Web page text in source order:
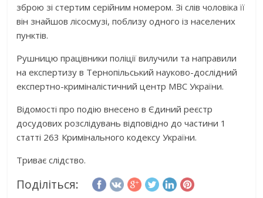
зброю зі стертим серійним номером. Зі слів чоловіка її
він знайшов лісосмузі, поблизу одного із населених
пунктів.
Рушницю працівники поліції вилучили та направили
на експертизу в Тернопільський науково-дослідний
експертно-криміналістичний центр МВС України.
Відомості про подію внесено в Єдиний реєстр
досудових розслідувань відповідно до частини 1
статті 263 Кримінального кодексу України.
Триває слідство.
Поділіться: